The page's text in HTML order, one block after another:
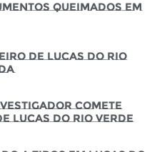
queimados em
de Lucas do Rio
comete
Lucas do Rio Verde